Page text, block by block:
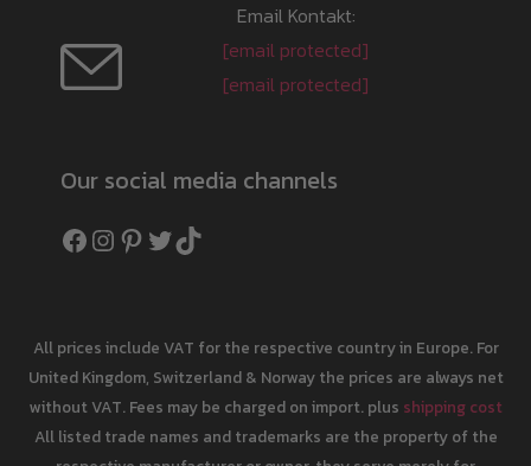
Email Kontakt:
[email protected]
[email protected]
Our social media channels
Facebook
Instagram
Pinterest
Twitter
TikTok
All prices include VAT for the respective country in Europe. For
United Kingdom, Switzerland & Norway the prices are always net
without VAT. Fees may be charged on import. plus shipping cost
All listed trade names and trademarks are the property of the